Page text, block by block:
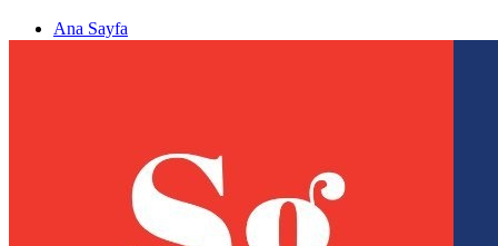
Ana Sayfa